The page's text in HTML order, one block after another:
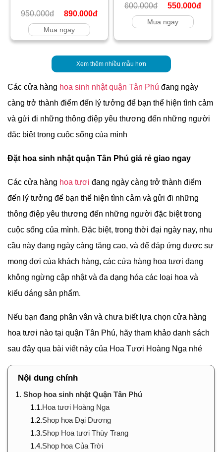
950.000đ 890.000đ
Mua ngay
600.000đ 550.000đ
Mua ngay
Xem thêm nhiều mẫu hơn
Các cửa hàng hoa sinh nhật quận Tân Phú đang ngày
càng trở thành điểm đến lý tưởng để bạn thể hiện tình cảm
và gửi đi những thông điệp yêu thương đến những người
đặc biệt trong cuộc sống của mình
Đặt hoa sinh nhật quận Tân Phú giá rẻ giao ngay
Các cửa hàng hoa tươi đang ngày càng trở thành điểm
đến lý tưởng để bạn thể hiện tình cảm và gửi đi những
thông điệp yêu thương đến những người đặc biệt trong
cuộc sống của mình. Đặc biệt, trong thời đại ngày nay, nhu
cầu này đang ngày càng tăng cao, và để đáp ứng được sự
mong đợi của khách hàng, các cửa hàng hoa tươi đang
không ngừng cập nhật và đa dạng hóa các loại hoa và
kiểu dáng sản phẩm.
Nếu bạn đang phân vân và chưa biết lựa chọn cửa hàng
hoa tươi nào tại quận Tân Phú, hãy tham khảo danh sách
sau đây qua bài viết này của Hoa Tươi Hoàng Nga nhé
Nội dung chính
1. Shop hoa sinh nhật Quận Tân Phú
1.1.Hoa tươi Hoàng Nga
1.2.Shop hoa Đại Dương
1.3.Shop Hoa tươi Thùy Trang
1.4.Shop hoa Của Trời